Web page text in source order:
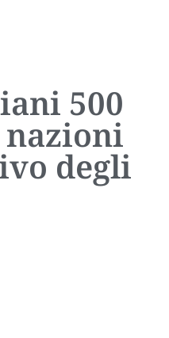
500
nazioni
degli